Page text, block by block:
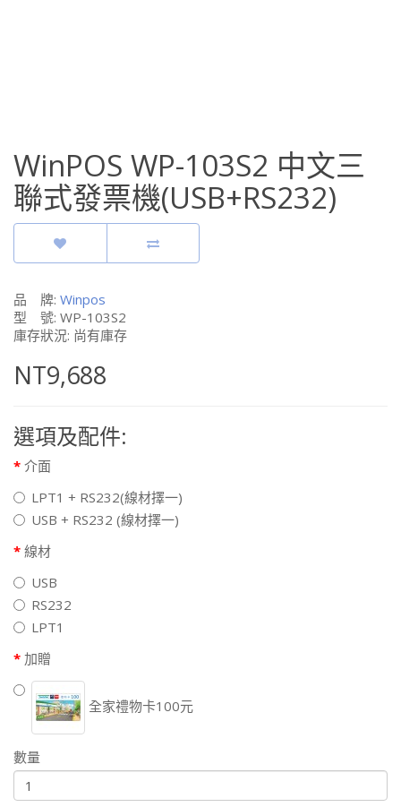
WinPOS WP-103S2 中文三
聯式發票機(USB+RS232)
品 牌: Winpos
型 號: WP-103S2
庫存狀況: 尚有庫存
NT9,688
選項及配件:
介面
LPT1 + RS232(線材擇一)
USB + RS232 (線材擇一)
線材
USB
RS232
LPT1
加贈
全家禮物卡100元
數量